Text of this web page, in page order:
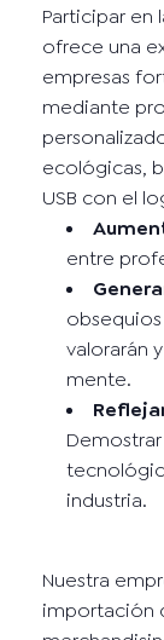
Participar en
ofrece una
empresas
mediante
ecológicas,
USB con el
entre
valorarán
mente.
industria.
Nuestra
importación